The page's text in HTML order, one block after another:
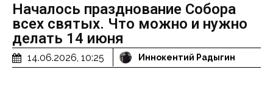
Началось празднование Собора
всех святых. Что можно и нужно
делать 14 июня
14.06.2026, 10:25 Иннокентий Радыгин